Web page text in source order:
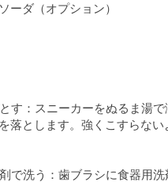
ーダ（オプション）
す：スニーカーをぬるま湯
落とします。強くこすらな
で洗う：歯ブラシに食器用